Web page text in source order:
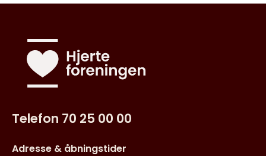
Telefon 70 25 00 00
Adresse & åbningstider